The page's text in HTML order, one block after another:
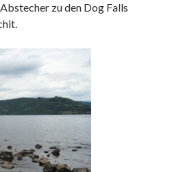
zu den Dog Falls